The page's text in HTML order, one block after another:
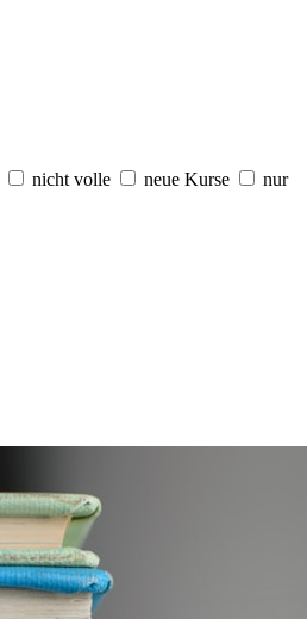
nicht volle neue Kurse
nur